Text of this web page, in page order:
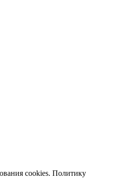
cookies. Политику